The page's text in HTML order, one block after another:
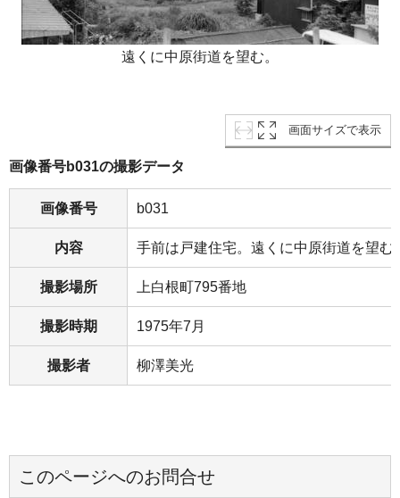
遠くに中原街道を望む。
画面サイズで表示
画像番号b031の撮影データ
画像番号 b031
内容 手前は戸建住宅。遠くに中原街道を望む
撮影場所 上白根町795番地
撮影時期 1975年7月
撮影者 柳澤美光
このページへのお問合せ